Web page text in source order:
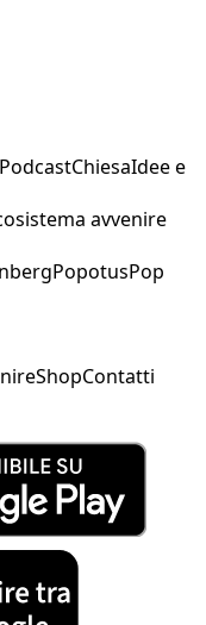
PodcastChiesaIdee e
avvenire
PopotusPop
ShopContatti